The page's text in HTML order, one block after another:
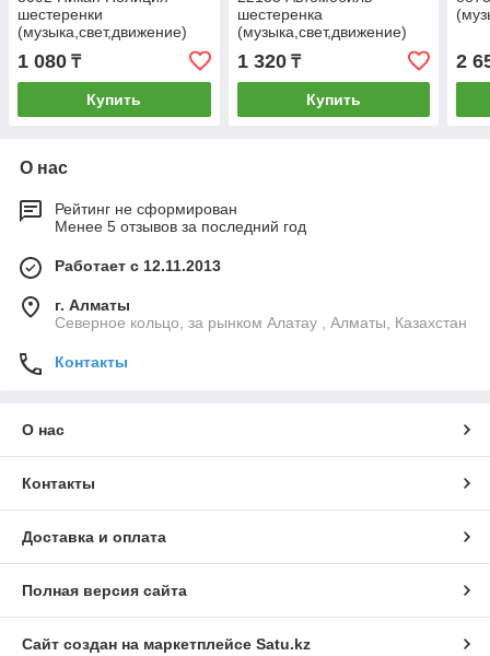
шестеренки
(музыка,свет,движение)
1 080 ₸
Купить
шестеренка
(музыка,свет,движение)
Concept Racing 18*8см
1 320₸
Купить
2
О нас
Рейтинг не сформирован
Менее 5 отзывов за последний год
Работает с 12.11.2013
г. Алматы
Северное кольцо, за рынком Алатау , Алматы, Казахстан
Контакты
О нас
Контакты
Доставка и оплата
Полная версия сайта
Сайт создан на маркетплейсе Satu.kz